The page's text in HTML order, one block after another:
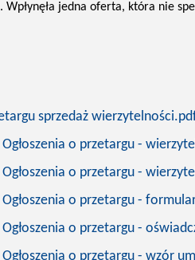
. Wpłynęła jedna oferta, która nie
sprzedaż
Ogłoszenia o przetargu -
Ogłoszenia o przetargu -
Ogłoszenia o przetargu -
Ogłoszenia o przetargu -
Ogłoszenia o przetargu - wzór